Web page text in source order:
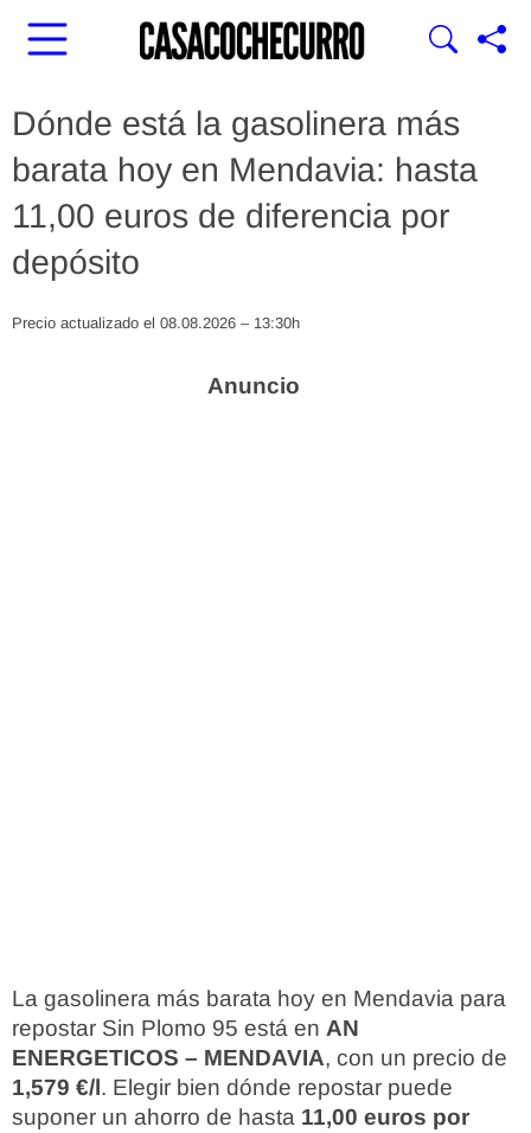
Dónde está la gasolinera más
barata hoy en Mendavia: hasta
11,00 euros de diferencia por
depósito
Precio actualizado el 08.08.2026 – 13:30h
La gasolinera más barata hoy en Mendavia para
repostar Sin Plomo 95 está en AN
ENERGETICOS – MENDAVIA, con un precio de
1,579 €/l. Elegir bien dónde repostar puede
suponer un ahorro de hasta 11,00 euros por